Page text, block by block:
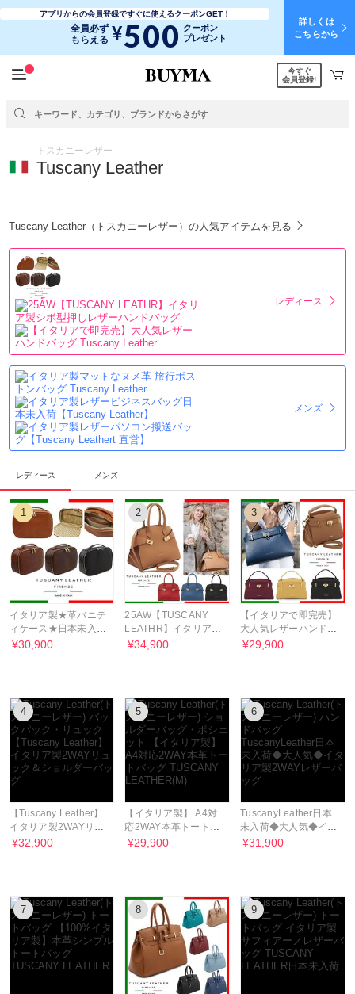
アプリからの会員登録ですぐに使えるクーポンGET！
全員必ず
もらえる ¥500 クーポン
プレゼント
詳しくは
こちらから
今すぐ
会員登録!
トスカニーレザー
Tuscany Leather
Tuscany Leather（トスカニーレザー）の人気アイテムを見る
レディース
メンズ
レディース メンズ
1
イタリア製★革バニテ
ィケース★日本未入荷
¥30,900
2
25AW【TUSCANY
LEATHR】イタリア製
シボ型押しレザーハン
¥34,900
3
【イタリアで即完売】
大人気レザーハンドバ
ッグ Tuscany Leather
¥29,900
4
【Tuscany Leather】
イタリア製2WAYリュ
ック＆ショルダーバッ
¥32,900
5
【イタリア製】 A4対
応2WAY本革トートバ
ッグ TUSCANY
¥29,900
6
TuscanyLeather日本
未入荷◆大人気◆イタ
リア製2WAYレザーバ
¥31,900
7 8 9